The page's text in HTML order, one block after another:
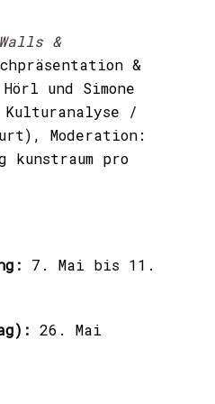
&
&
und Simone
/
Moderation:
kunstraum pro
7. Mai bis 11.
26. Mai